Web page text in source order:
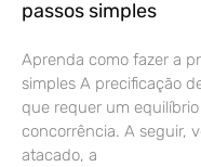
passos simples
Aprenda como fazer a
simples A precificação
que requer um
concorrência. A seguir,
atacado, a